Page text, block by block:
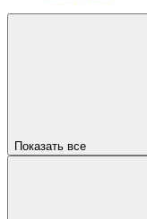
Показать все